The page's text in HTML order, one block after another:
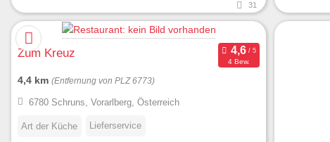
31
Zum Kreuz
4 Bew.
4,4 km (Entfernung von PLZ 6773)
6780 Schruns, Vorarlberg, Österreich
Art der Küche Lieferservice